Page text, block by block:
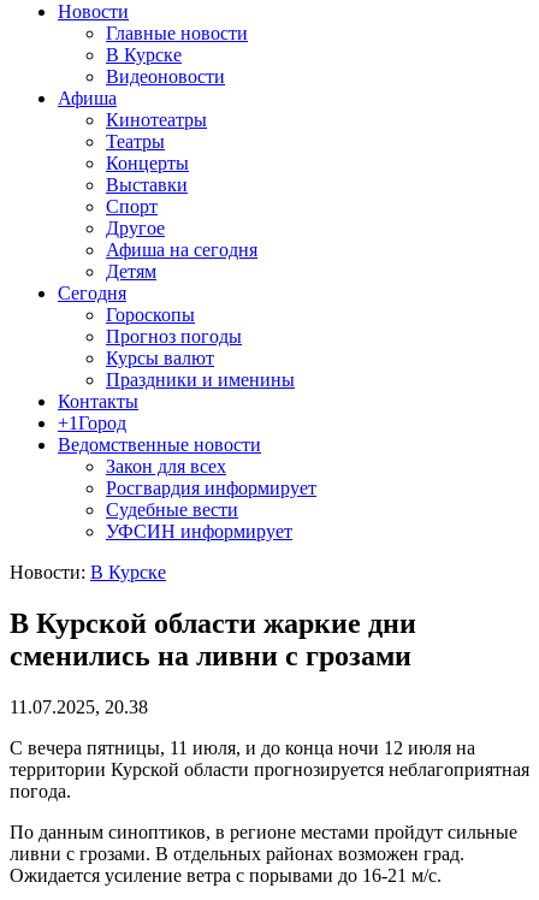
Новости
Главные новости
В Курске
Видеоновости
Афиша
Кинотеатры
Театры
Концерты
Выставки
Спорт
Другое
Афиша на сегодня
Детям
Сегодня
Гороскопы
Прогноз погоды
Курсы валют
Праздники и именины
Контакты
+1Город
Ведомственные новости
Закон для всех
Росгвардия информирует
Судебные вести
УФСИН информирует
Новости: В Курске
В Курской области жаркие дни
сменились на ливни с грозами
11.07.2025, 20.38
С вечера пятницы, 11 июля, и до конца ночи 12 июля на
территории Курской области прогнозируется неблагоприятная
погода.
По данным синоптиков, в регионе местами пройдут сильные
ливни с грозами. В отдельных районах возможен град.
Ожидается усиление ветра с порывами до 16-21 м/с.